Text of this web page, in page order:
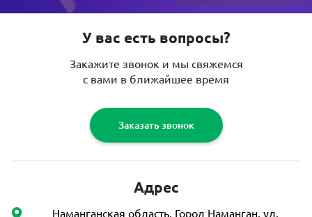
У вас есть вопросы?
Закажите звонок и мы свяжемся
с вами в ближайшее время
Заказать звонок
Адрес
Наманганская область, Город Наманган, ул.